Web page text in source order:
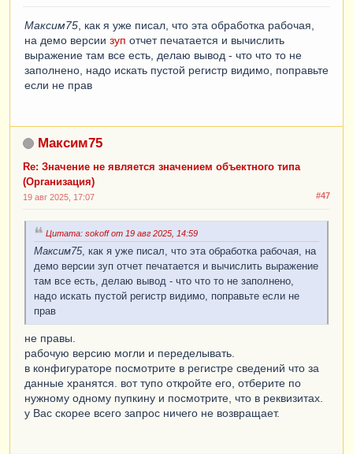
Максим75 , как я уже писал, что эта обработка рабочая,
на демо версии зуп отчет печатается и вычислить
выражение там все есть, делаю вывод - что что то не
заполнено, надо искать пустой регистр видимо, поправьте
если не прав
Максим75
Re: Значение не является значением объектного типа
(Организация)
#47
19 авг 2025, 17:07
Цитата: sokoff от 19 авг 2025, 14:59
Максим75, как я уже писал, что эта обработка рабочая, на
демо версии зуп отчет печатается и вычислить выражение
там все есть, делаю вывод - что что то не заполнено,
надо искать пустой регистр видимо, поправьте если не
прав
не правы.
рабочую версию могли и переделывать.
в конфигураторе посмотрите в регистре сведений что за
данные хранятся. вот тупо откройте его, отберите по
нужному одному пупкину и посмотрите, что в реквизитах.
у Вас скорее всего запрос ничего не возвращает.